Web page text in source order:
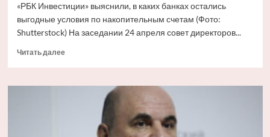
«РБК Инвестиции» выяснили, в каких банках остались
выгодные условия по накопительным счетам (Фото:
Shutterstock) На заседании 24 апреля совет директоров...
Читать далееПрочитать
Топ-10